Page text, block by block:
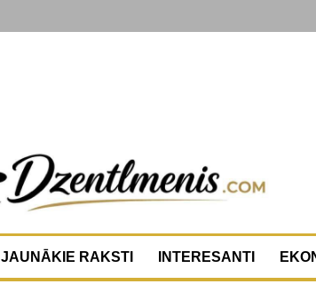
JAUNĀKIE RAKSTI INTERESANTI